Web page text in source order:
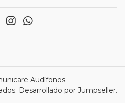
Audífonos.
Desarrollado por Jumpseller.